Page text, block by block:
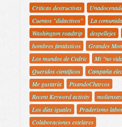
Criticas destructivas
Cuentos "didactivos"
La
Washington roadtrip
despellejes
hombres fantásticos
Grandes
Los mundos de Cedric
Mi "no
Queridos científicos
Campaña
Me gustaría
PisandoCharcos
Recent Keyword activity
Los días iguales
Praderismo
Colaboraciones estelares